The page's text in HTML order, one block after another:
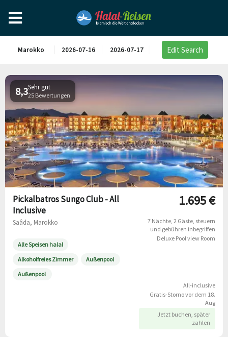
Marokko 2026-07-16 2026-07-17 Edit Search
Sehr gut
25 Bewertungen
8,3
Pickalbatros Sungo Club - All
Inclusive
Saâda, Marokko
Alle Speisen halal
Alkoholfreies Zimmer
Außenpool
Außenpool
1.695 €
7 Nächte 2 Gäste steuern
und gebühren inbegriffen
Deluxe Pool view Room
All-inclusive
Gratis-Storno vor dem 18.
Aug
Jetzt buchen, später
zahlen